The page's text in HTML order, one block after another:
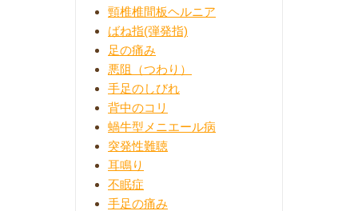
頸椎椎間板ヘルニア
ばね指(弾発指)
足の痛み
悪阻（つわり）
手足のしびれ
背中のコリ
蝸牛型メニエール病
突発性難聴
耳鳴り
不眠症
手足の痛み